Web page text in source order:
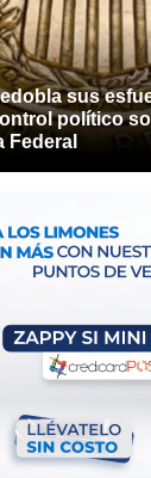
sus
político
Federal